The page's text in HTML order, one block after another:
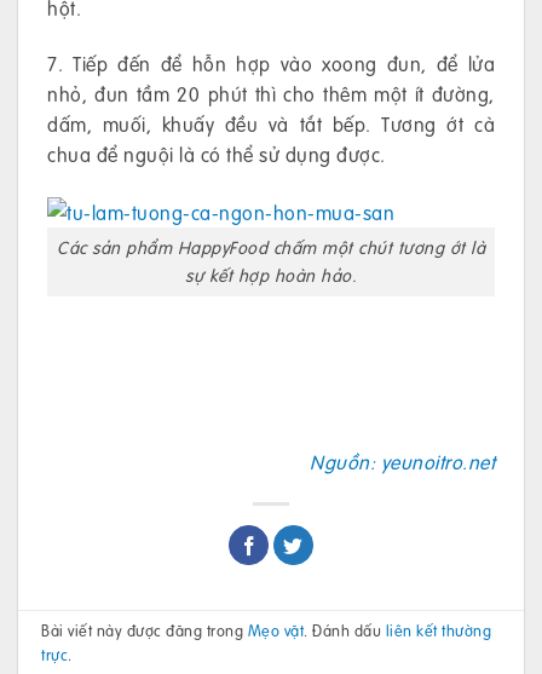
hột.
7. Tiếp đến để hỗn hợp vào xoong đun, để lửa
nhỏ, đun tầm 20 phút thì cho thêm một ít đường,
dấm, muối, khuấy đều và tắt bếp. Tương ớt cà
chua để nguội là có thể sử dụng được.
Các sản phẩm HappyFood chấm một chút tương ớt là
sự kết hợp hoàn hảo.
Nguồn: yeunoitro.net
Bài viết này được đăng trong Mẹo vặt. Đánh dấu liên kết thường
trực.